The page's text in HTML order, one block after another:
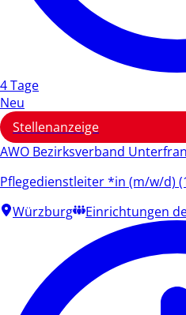
4 Tage
Neu
Stellenanzeige
AWO Bezirksverband
Pflegedienstleiter *in (m/w/d)
Würzburg
Einrichtungen